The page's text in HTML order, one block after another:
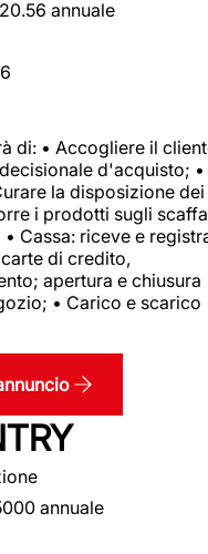
annuale
di: • Accogliere il
d'acquisto; •
la disposizione dei
i prodotti sugli
Cassa: riceve e
di credito,
apertura e chiusura
• Carico e scarico
annuale